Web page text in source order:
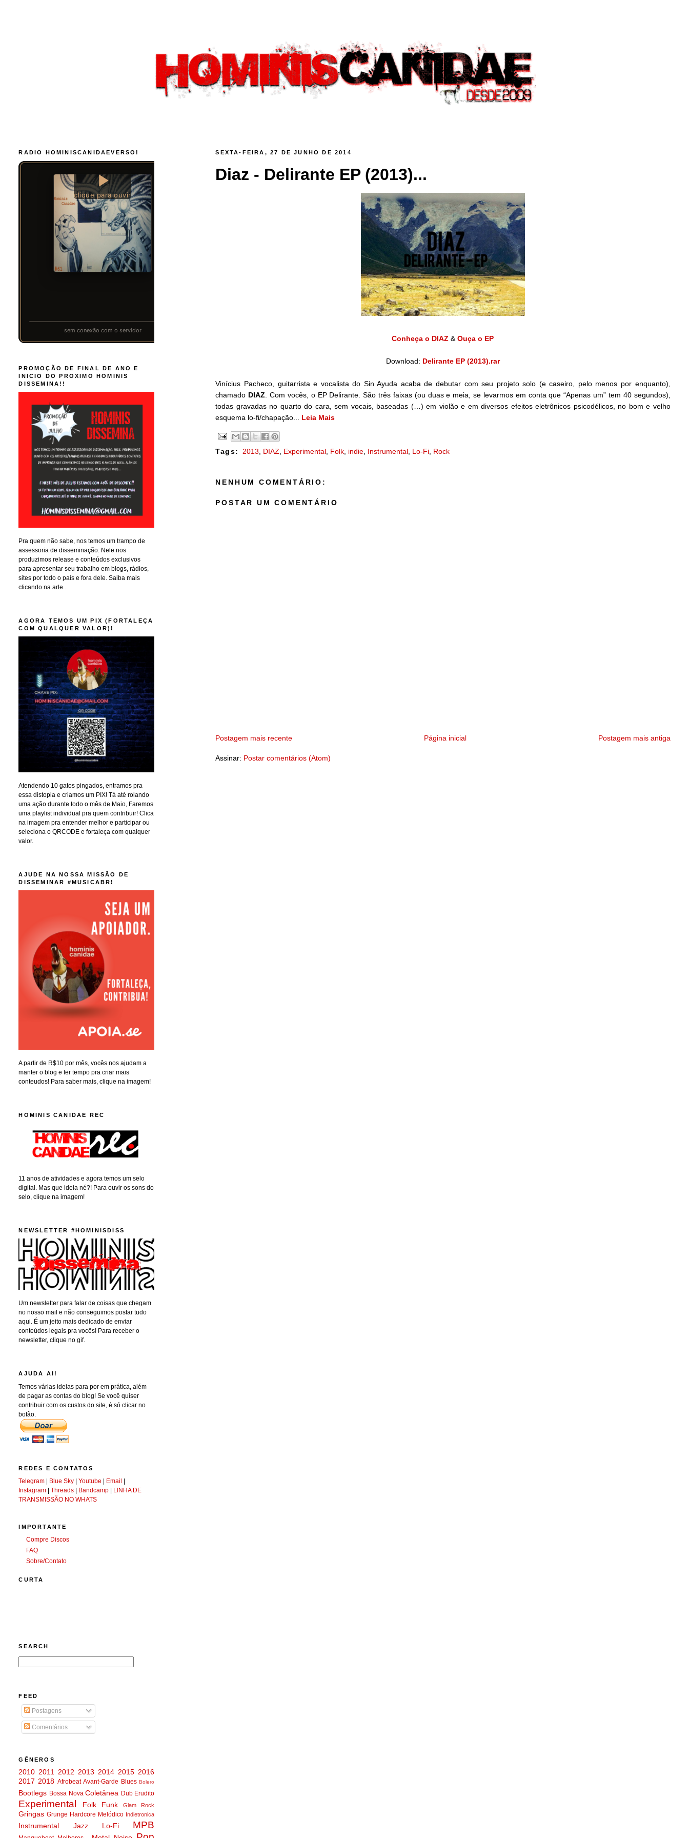
SEXTA-FEIRA, 27 DE JUNHO DE 2014
Diaz - Delirante EP (2013)...
Conheça o DIAZ&Ouça o EP
Download: Delirante EP (2013).rar
Vinícius Pacheco, guitarrista e vocalista do Sin Ayuda acaba de debutar com seu projeto solo (e caseiro, pelo menos por enquanto),
chamado DIAZ. Com vocês, o EP Delirante. São três faixas (ou duas e meia, se levarmos em conta que “Apenas um” tem 40 segundos),
todas gravadas no quarto do cara, sem vocais, baseadas (…) em violão e em diversos efeitos eletrônicos psicodélicos, no bom e velho
esquema lo-fi/chapação... Leia Mais
Tags: 2013, DIAZ, Experimental, Folk, indie, Instrumental, Lo-Fi, Rock
NENHUM COMENTÁRIO:
POSTAR UM COMENTÁRIO
Postagem mais recente Postagem mais antiga
Página inicial
Assinar: Postar comentários (Atom)
RADIO HOMINISCANIDAEVERSO!
PROMOÇÃO DE FINAL DE ANO E
INICIO DO PROXIMO HOMINIS
DISSEMINA!!
Pra quem não sabe, nos temos um trampo de
assessoria de disseminação: Nele nos
produzimos release e conteúdos exclusivos
para apresentar seu trabalho em blogs, rádios,
sites por todo o país e fora dele. Saiba mais
clicando na arte...
AGORA TEMOS UM PIX (FORTALEÇA
COM QUALQUER VALOR)!
Atendendo 10 gatos pingados, entramos pra
essa distopia e criamos um PIX! Tá até rolando
uma ação durante todo o mês de Maio, Faremos
uma playlist individual pra quem contribuir! Clica
na imagem pra entender melhor e participar ou
seleciona o QRCODE e fortaleça com qualquer
valor.
AJUDE NA NOSSA MISSÃO DE
DISSEMINAR #MUSICABR!
A partir de R$10 por mês, vocês nos ajudam a
manter o blog e ter tempo pra criar mais
conteudos! Para saber mais, clique na imagem!
HOMINIS CANIDAE REC
11 anos de atividades e agora temos um selo
digital. Mas que ideia né?! Para ouvir os sons do
selo, clique na imagem!
NEWSLETTER #HOMINISDISS
Um newsletter para falar de coisas que chegam
no nosso mail e não conseguimos postar tudo
aqui. É um jeito mais dedicado de enviar
conteúdos legais pra vocês! Para receber o
newsletter, clique no gif.
AJUDA AI!
Temos várias ideias para por em prática, além
de pagar as contas do blog! Se você quiser
contribuir com os custos do site, é só clicar no
botão.
REDES E CONTATOS
Telegram | Blue Sky |Youtube | Email |
Instagram |Threads | Bandcamp | LINHA DE
TRANSMISSÃO NO WHATS
IMPORTANTE
Compre Discos
FAQ
Sobre/Contato
CURTA
SEARCH
FEED
Postagens
Comentários
GÊNEROS
2010 2011 2012 2013 2014 2015 2016
2017 2018 Afrobeat Avant-Garde Blues Bolero
Bootlegs Bossa Nova Coletânea Dub Erudito
Experimental Folk Funk Glam Rock
Gringas Grunge Hardcore Melódico Indietronica
Instrumental Jazz Lo-Fi MPB